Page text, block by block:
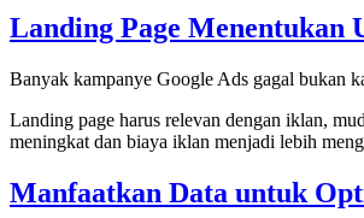
Landing Page Menentukan
Banyak kampanye Google Ads gagal bukan
Landing page harus relevan dengan iklan,
meningkat dan biaya iklan menjadi lebih
Manfaatkan Data untuk